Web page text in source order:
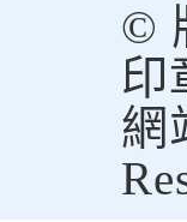
©
印
網